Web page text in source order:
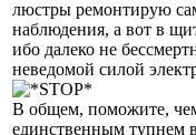
люстры ремонтирую
наблюдения, а вот в
ибо далеко не
неведомой силой
В общем, поможите,
единственным тупнем в